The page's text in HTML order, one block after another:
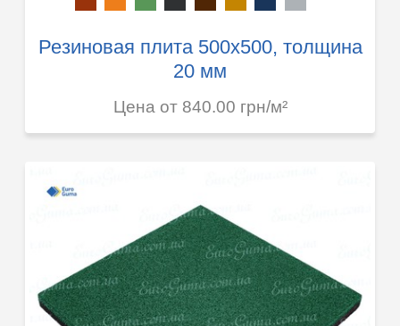
Резиновая плита 500х500, толщина
20 мм
Цена от 840.00 грн/м²